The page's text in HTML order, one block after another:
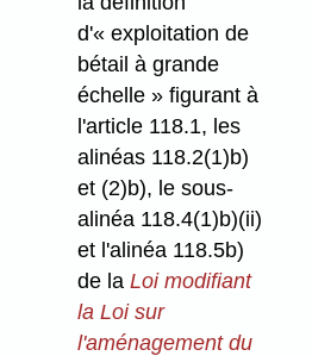
d'« exploitation de
bétail à grande
échelle » figurant à
l'article 118.1, les
alinéas 118.2(1)b)
et (2)b), le sous-
alinéa 118.4(1)b)(ii)
et l'alinéa 118.5b)
de laLoi modifiant
la Loi sur
l'aménagement du